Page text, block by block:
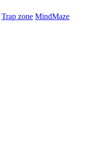
Trap zone MindMaze